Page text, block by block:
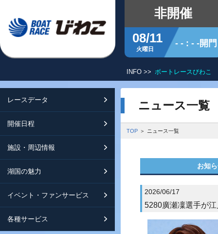
非開催
08/11
火曜日
- - : - -開門
レースデータ シリーズインデックス
レース展望
出走表・前日予想PDF
開催日程
開催日程
開催日程（年間）
施設・周辺情報
交通ガイド
施設ガイド
ボートレースびわこを知る
オーミー！フォーユー！
湖国の魅力
イベント・ファンサービス
各種サービス
特設バックナンバー
メールマガジン案内
スマートフォンサイト紹介
INFO >> ボートレースびわこ
ニュース一覧
TOP ニュース一覧
お知
2026/06/17
5280廣瀬凜選手が